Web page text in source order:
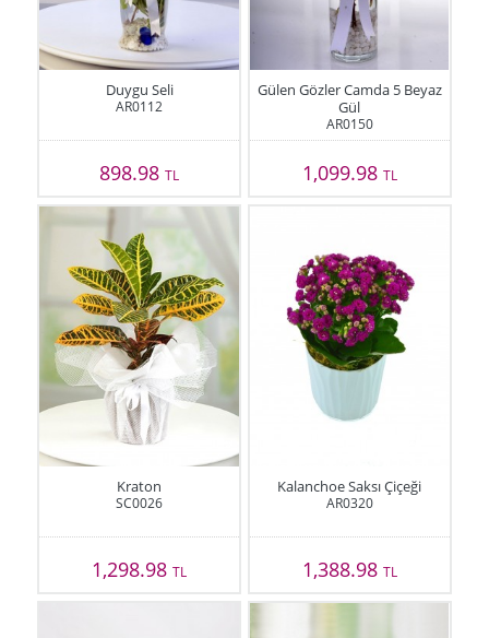
Duygu Seli
AR0112
898.98TL
Gülen Gözler Camda 5 Beyaz
Gül
AR0150
1,099.98 TL
Kraton
SC0026
1,298.98TL
Kalanchoe Saksı Çiçeği
AR0320
1,388.98 TL